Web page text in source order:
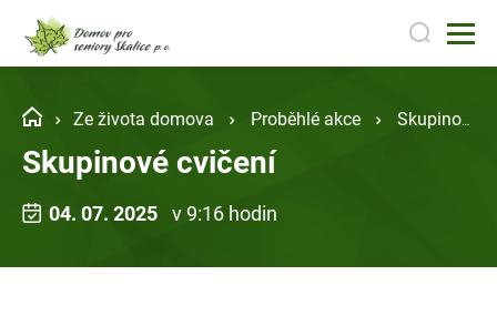
Ze života domova Proběhlé akce Skupinové cvičení
Skupinové cvičení
04. 07. 2025 v 9:16 hodin